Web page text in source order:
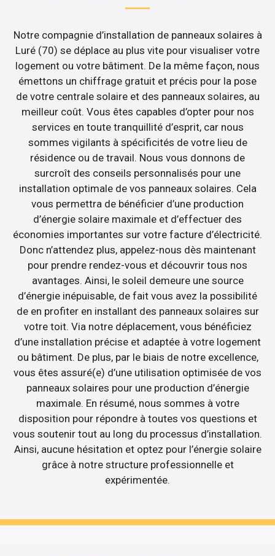
Notre compagnie d’installation de panneaux solaires à
Luré (70) se déplace au plus vite pour visualiser votre
logement ou votre bâtiment. De la même façon, nous
émettons un chiffrage gratuit et précis pour la pose
de votre centrale solaire et des panneaux solaires, au
meilleur coût. Vous êtes capables d’opter pour nos
services en toute tranquillité d’esprit, car nous
sommes vigilants à spécificités de votre lieu de
résidence ou de travail. Nous vous donnons de
surcroît des conseils personnalisés pour une
installation optimale de vos panneaux solaires. Cela
vous permettra de bénéficier d’une production
d’énergie solaire maximale et d’effectuer des
économies importantes sur votre facture d’électricité.
Donc n’attendez plus, appelez-nous dès maintenant
pour prendre rendez-vous et découvrir tous nos
avantages. Ainsi, le soleil demeure une source
d’énergie inépuisable, de fait vous avez la possibilité
de en profiter en installant des panneaux solaires sur
votre toit. Via notre déplacement, vous bénéficiez
d’une installation précise et adaptée à votre logement
ou bâtiment. De plus, par le biais de notre excellence,
vous êtes assuré(e) d’une utilisation optimisée de vos
panneaux solaires pour une production d’énergie
maximale. En résumé, nous sommes à votre
disposition pour répondre à toutes vos questions et
vous soutenir tout au long du processus d’installation.
Ainsi, aucune hésitation et optez pour l’énergie solaire
grâce à notre structure professionnelle et
expérimentée.